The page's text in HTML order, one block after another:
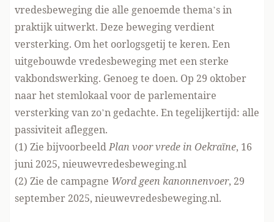
vredesbeweging die alle genoemde thema’s in
praktijk uitwerkt. Deze beweging verdient
versterking. Om het oorlogsgetij te keren. Een
uitgebouwde vredesbeweging met een sterke
vakbondswerking. Genoeg te doen. Op 29 oktober
naar het stemlokaal voor de parlementaire
versterking van zo’n gedachte. En tegelijkertijd: alle
passiviteit afleggen.
(1) Zie bijvoorbeeldPlan voor vrede in Oekraïne, 16
juni 2025, nieuwevredesbeweging.nl
(2) Zie de campagne Word geen kanonnenvoer, 29
september 2025, nieuwevredesbeweging.nl.